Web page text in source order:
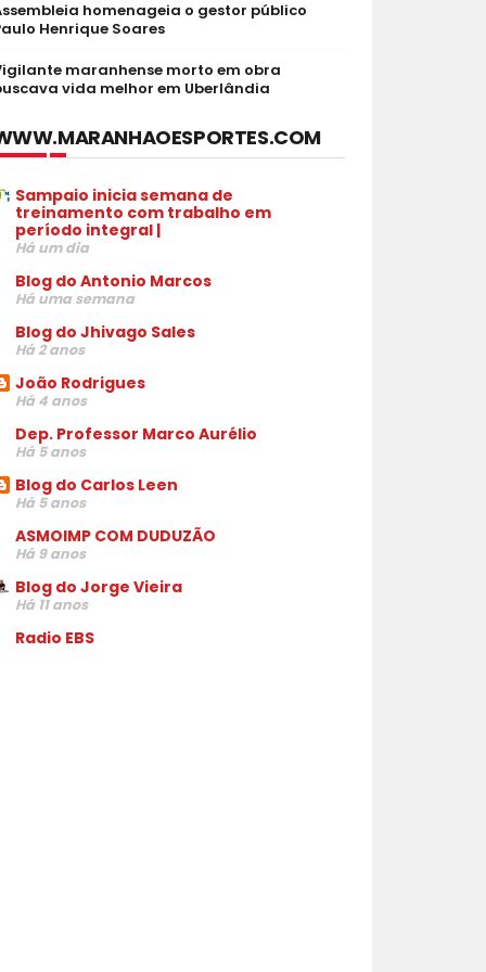
homenageia o gestor público
Henrique Soares
maranhense morto em obra
vida melhor em Uberlândia
Sampaio inicia semana de
treinamento com trabalho em
período integral |
Há um dia
Blog do Antonio Marcos
Há uma semana
Blog do Jhivago Sales
Há 2 anos
João Rodrigues
Há 4 anos
Dep. Professor Marco Aurélio
Há 5 anos
Blog do Carlos Leen
Há 5 anos
ASMOIMP COM DUDUZÃO
Há 9 anos
Blog do Jorge Vieira
Há 11 anos
Radio EBS